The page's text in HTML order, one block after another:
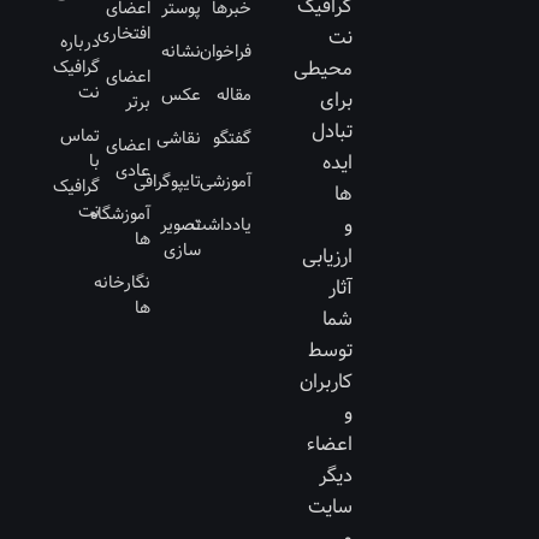
نت
محیطی
برای
تبادل
ایده
ها
و
ارزیابی
آثار
شما
توسط
کاربران
و
اعضاء
دیگر
سایت
خبرها
فراخوان
مقاله
گفتگو
آموزشی
یادداشت
پوستر
نشانه
عکس
نقاشی
تایپوگرافی
تصویر
سازی
اعضای
افتخاری
اعضای
برتر
اعضای
عادی
آموزشگاه
ها
نگارخانه
ها
درباره
گرافیک
نت
تماس
با
گرافیک
نت